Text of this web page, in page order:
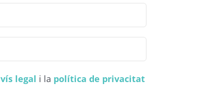
legal i la política de privacitat